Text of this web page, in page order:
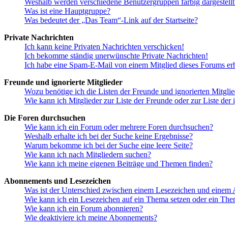
Was ist eine Hauptgruppe?
Was bedeutet der „Das Team“-Link auf der Startseite?
Private Nachrichten
Ich kann keine Privaten Nachrichten verschicken!
Ich bekomme ständig unerwünschte Private Nachrichten!
Ich habe eine Spam-E-Mail von einem Mitglied dieses Forums
Freunde und ignorierte Mitglieder
Wozu benötige ich die Listen der Freunde und ignorierten
Wie kann ich Mitglieder zur Liste der Freunde oder zur Liste
Die Foren durchsuchen
Wie kann ich ein Forum oder mehrere Foren durchsuchen?
Weshalb erhalte ich bei der Suche keine Ergebnisse?
Warum bekomme ich bei der Suche eine leere Seite?
Wie kann ich nach Mitgliedern suchen?
Wie kann ich meine eigenen Beiträge und Themen finden?
Abonnements und Lesezeichen
Was ist der Unterschied zwischen einem Lesezeichen und
Wie kann ich ein Lesezeichen auf ein Thema setzen oder ein
Wie kann ich ein Forum abonnieren?
Wie deaktiviere ich meine Abonnements?